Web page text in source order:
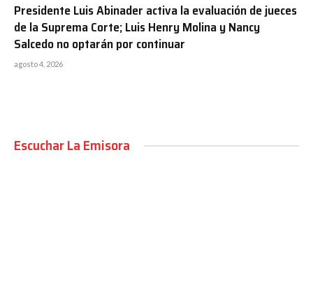
Presidente Luis Abinader activa la evaluación de jueces
de la Suprema Corte; Luis Henry Molina y Nancy
Salcedo no optarán por continuar
agosto 4, 2026
Escuchar La Emisora